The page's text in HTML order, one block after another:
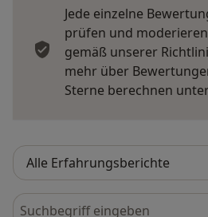
Jede einzelne
prüfen und
gemäß unserer
mehr über
Sterne berechnen
Bewertungen durchsuchen